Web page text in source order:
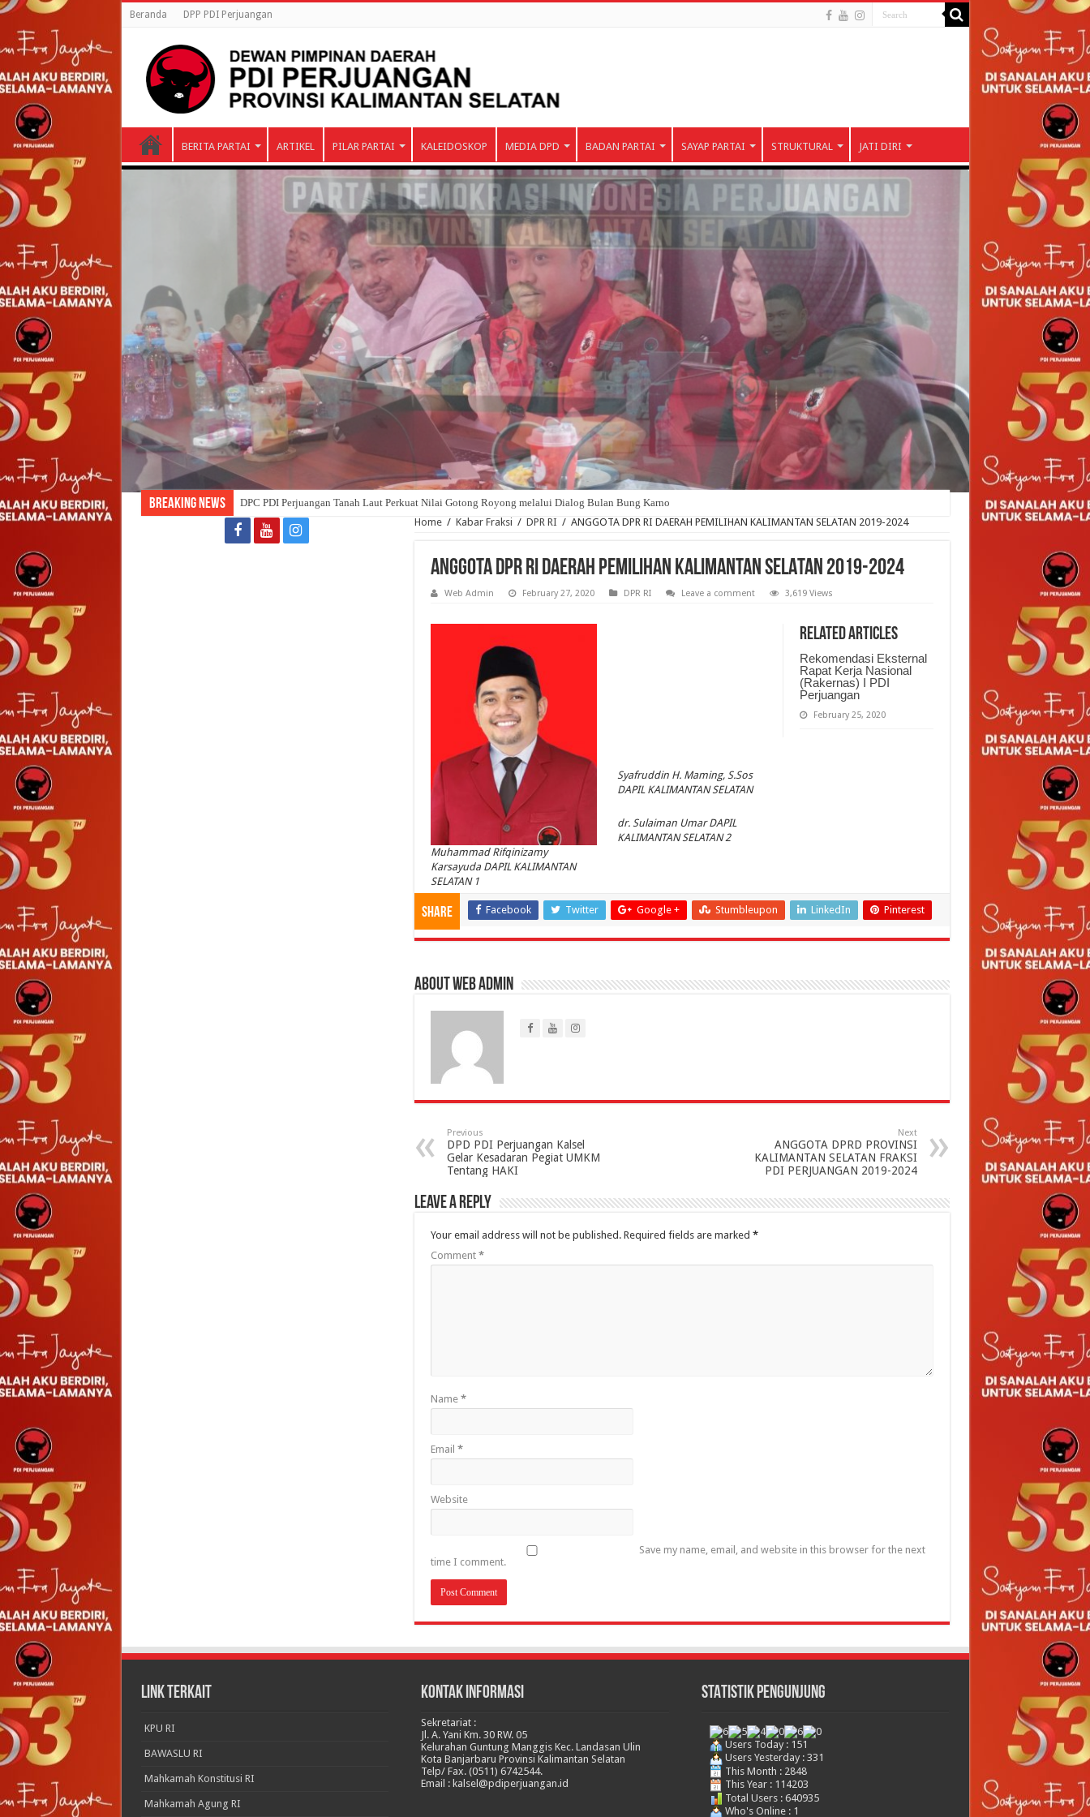
Beranda DPP PDI Perjuangan
BERITA PARTAI ARTIKEL PILAR PARTAI KALEIDOSKOP MEDIA DPD BADAN PARTAI SAYAP PARTAI STRUKTURAL JATI DIRI
Breaking News
DPC PDI Perjuangan Tanah Laut Perkuat Nilai Gotong Royong melalui Dialog Bulan Bung Karno
Home / Kabar Fraksi / DPR RI / ANGGOTA DPR RI DAERAH PEMILIHAN KALIMANTAN SELATAN 2019-2024
ANGGOTA DPR RI DAERAH PEMILIHAN KALIMANTAN SELATAN 2019-2024
Web Admin February 27, 2020 DPR RI Leave a comment 3,619 Views
Related Articles
Rekomendasi Eksternal
Rapat Kerja Nasional
(Rakernas) I PDI
Perjuangan
February 25, 2020
Muhammad Rifqinizamy
Karsayuda DAPIL KALIMANTAN
SELATAN 1
Syafruddin H. Maming, S.Sos
DAPIL KALIMANTAN SELATAN
dr. Sulaiman Umar DAPIL
KALIMANTAN SELATAN 2
Share Facebook Twitter Google + Stumbleupon LinkedIn Pinterest
About Web Admin
Previous
DPD PDI Perjuangan Kalsel
Gelar Kesadaran Pegiat UMKM
Tentang HAKI
Next
ANGGOTA DPRD PROVINSI
KALIMANTAN SELATAN FRAKSI
PDI PERJUANGAN 2019-2024
Leave a Reply
Your email address will not be published. Required fields are marked *
Comment *
Name *
Email *
Website
Save my name, email, and website in this browser for the next
time I comment.
LINK TERKAIT
KPU RI
BAWASLU RI
Mahkamah Konstitusi RI
Mahkamah Agung RI
KONTAK INFORMASI
Sekretariat :
Jl. A. Yani Km. 30 RW. 05
Kelurahan Guntung Manggis Kec. Landasan Ulin
Kota Banjarbaru Provinsi Kalimantan Selatan
Telp/ Fax. (0511) 6742544.
Email : kalsel@pdiperjuangan.id
STATISTIK PENGUNJUNG
Users Today : 151
Users Yesterday : 331
This Month : 2848
This Year : 114203
Total Users : 640935
Who's Online : 1